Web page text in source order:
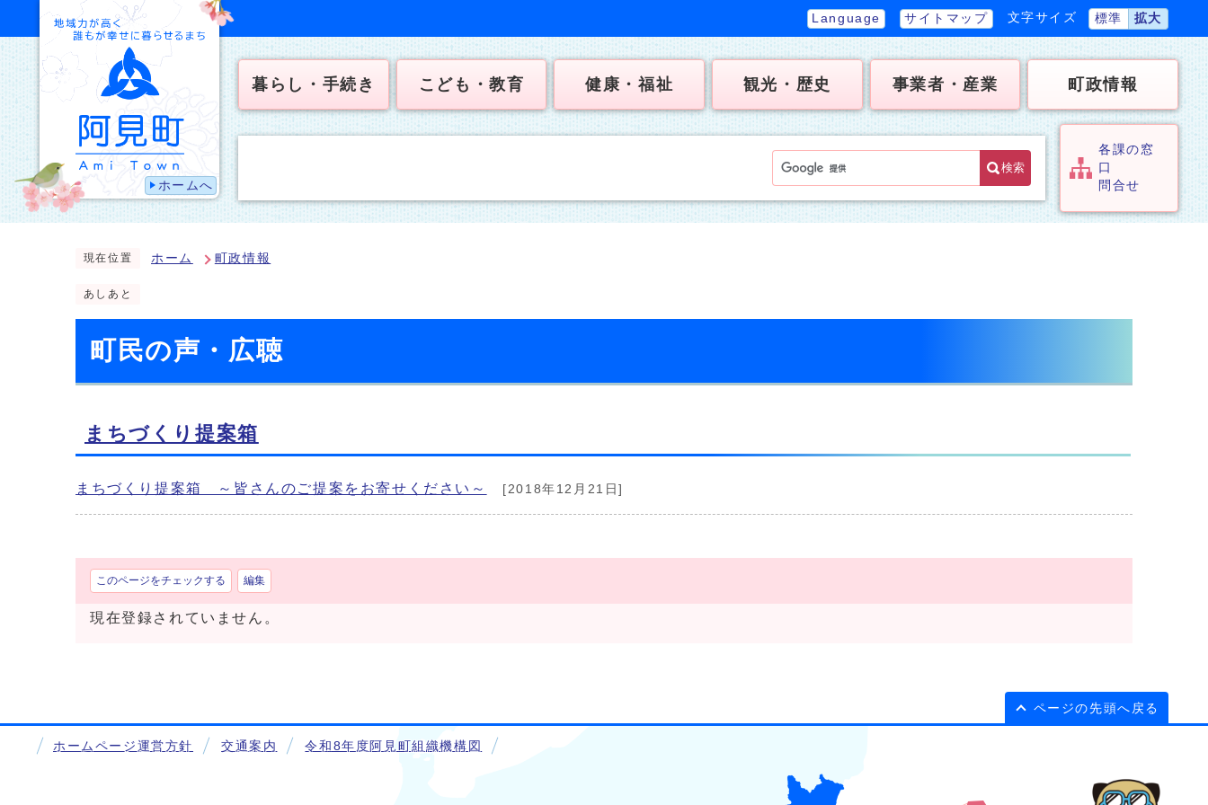
ホームへ
Language サイトマップ 文字サイズ 標準 拡大
暮らし・手続き こども・教育 健康・福祉 観光・歴史 事業者・産業 町政情報
検索
各課の窓
口
問合せ
現在位置 ホーム 町政情報
あしあと
町民の声・広聴
まちづくり提案箱
まちづくり提案箱 ～皆さんのご提案をお寄せください～ [2018年12月21日]
このページをチェックする 編集
現在登録されていません。
ページの先頭へ戻る
ホームページ運営方針 交通案内 令和8年度阿見町組織機構図